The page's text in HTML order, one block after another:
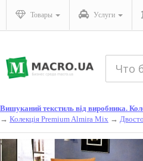
Товары Услуги
Вишуканий текстиль від виробника.
→ Колекція Premium Almira Mix →